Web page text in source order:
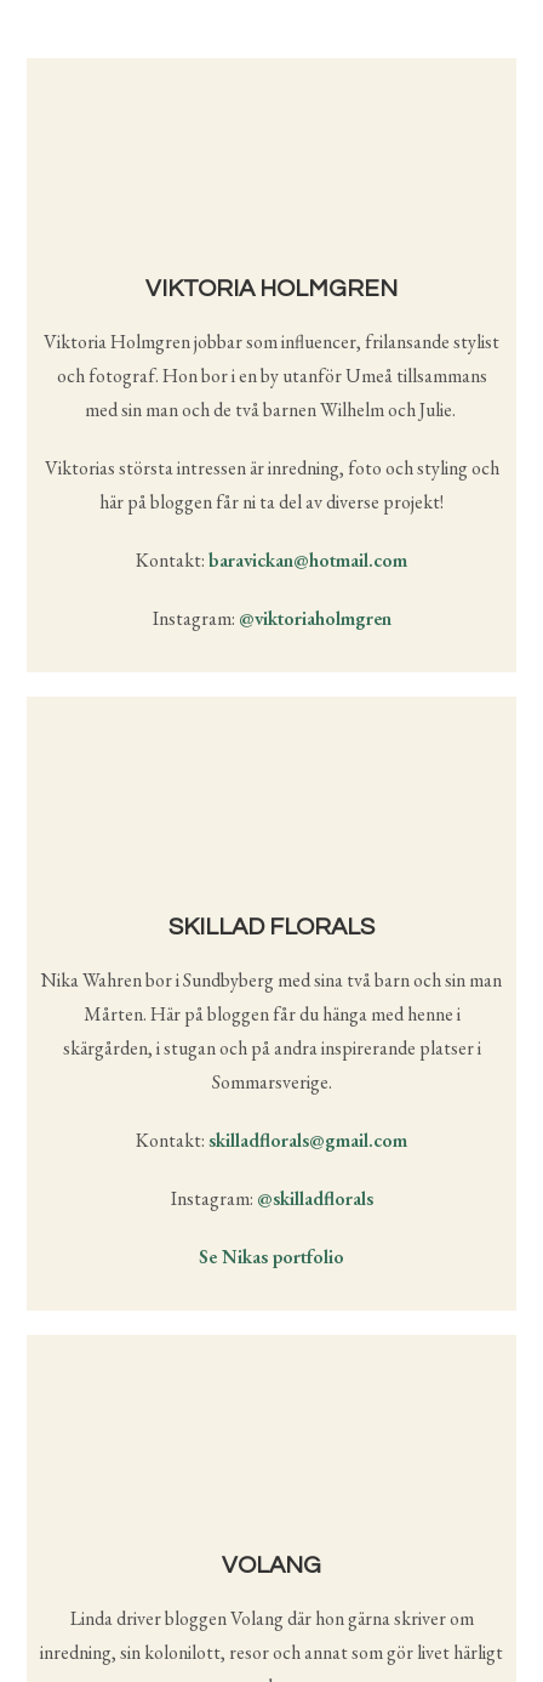
VIKTORIA HOLMGREN
Viktoria Holmgren jobbar som influencer, frilansande stylist
och fotograf. Hon bor i en by utanför Umeå tillsammans
med sin man och de två barnen Wilhelm och Julie.
Viktorias största intressen är inredning, foto och styling och
här på bloggen får ni ta del av diverse projekt!
Kontakt:baravickan@hotmail.com
Instagram: @viktoriaholmgren
SKILLAD FLORALS
Nika Wahren bor i Sundbyberg med sina två barn och sin man
Mårten. Här på bloggen får du hänga med henne i
skärgården, i stugan och på andra inspirerande platser i
Sommarsverige.
Kontakt:skilladflorals@gmail.com
Instagram: @skilladflorals
Se Nikas portfolio
VOLANG
Linda driver bloggen Volang där hon gärna skriver om
inredning, sin kolonilott, resor och annat som gör livet härligt